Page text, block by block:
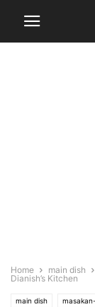
Home main dish
Dianish’s Kitchen
main dish